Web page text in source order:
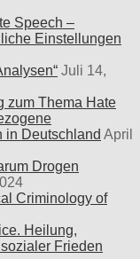
Speech –
Einstellungen
Juli 14,
zum Thema Hate
in Deutschland April
Drogen
Criminology of
Heilung,
Frieden